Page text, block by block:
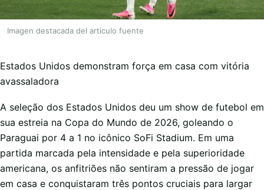
Imagen destacada del articulo fuente
Estados Unidos demonstram força em casa com vitória
avassaladora
A seleção dos Estados Unidos deu um show de futebol em
sua estreia na Copa do Mundo de 2026, goleando o
Paraguai por 4 a 1 no icônico SoFi Stadium. Em uma
partida marcada pela intensidade e pela superioridade
americana, os anfitriões não sentiram a pressão de jogar
em casa e conquistaram três pontos cruciais para largar